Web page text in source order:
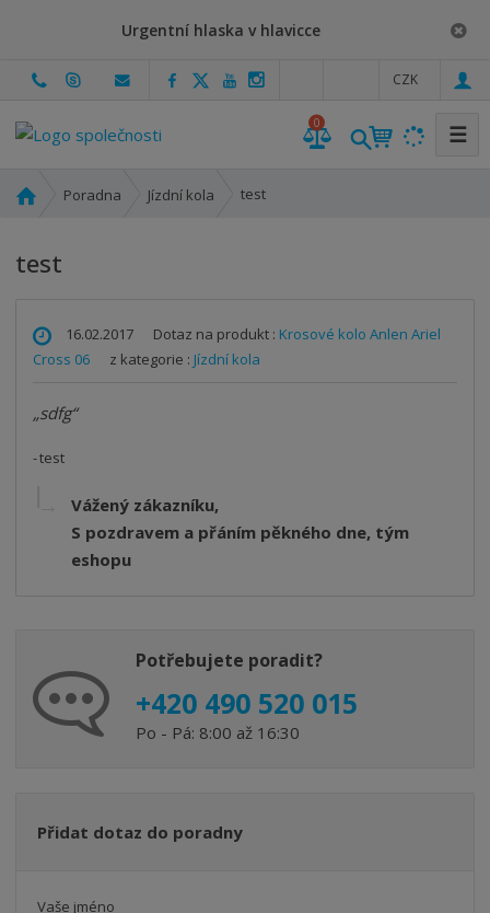
Urgentní hlaska v hlavicce
CZK
0 ☰
v
d
s
t
a
a
Poradna Jízdní kola test
test
16.02.2017 Dotaz na produkt : Krosové kolo Anlen Ariel
Cross 06
z kategorie : Jízdní kola
sdfg
test
Vážený zákazníku,
S pozdravem a přáním pěkného dne, tým
eshopu
Potřebujete poradit?
+420 490 520 015
Po - Pá: 8:00 až 16:30
Přidat dotaz do poradny
Vaše jméno